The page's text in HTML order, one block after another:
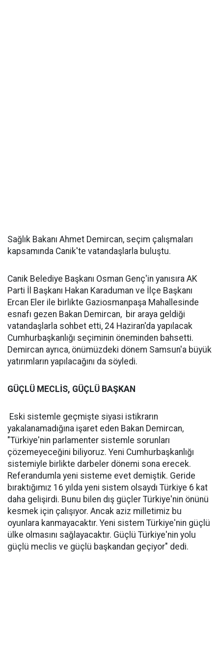
Sağlık Bakanı Ahmet Demircan, seçim çalışmaları
kapsamında Canik'te vatandaşlarla buluştu.
Canik Belediye Başkanı Osman Genç'in yanısıra AK
Parti İl Başkanı Hakan Karaduman ve İlçe Başkanı
Ercan Eler ile birlikte Gaziosmanpaşa Mahallesinde
esnafı gezen Bakan Demircan, bir araya geldiği
vatandaşlarla sohbet etti, 24 Haziran'da yapılacak
Cumhurbaşkanlığı seçiminin öneminden bahsetti.
Demircan ayrıca, önümüzdeki dönem Samsun'a büyük
yatırımların yapılacağını da söyledi.
GÜÇLÜ MECLİS, GÜÇLÜ BAŞKAN
Eski sistemle geçmişte siyasi istikrarın
yakalanamadığına işaret eden Bakan Demircan,
"Türkiye'nin parlamenter sistemle sorunları
çözemeyeceğini biliyoruz. Yeni Cumhurbaşkanlığı
sistemiyle birlikte darbeler dönemi sona erecek.
Referandumla yeni sisteme evet demiştik. Geride
bıraktığımız 16 yılda yeni sistem olsaydı Türkiye 6 kat
daha gelişirdi. Bunu bilen dış güçler Türkiye'nin önünü
kesmek için çalışıyor. Ancak aziz milletimiz bu
oyunlara kanmayacaktır. Yeni sistem Türkiye'nin güçlü
ülke olmasını sağlayacaktır. Güçlü Türkiye'nin yolu
güçlü meclis ve güçlü başkandan geçiyor" dedi.